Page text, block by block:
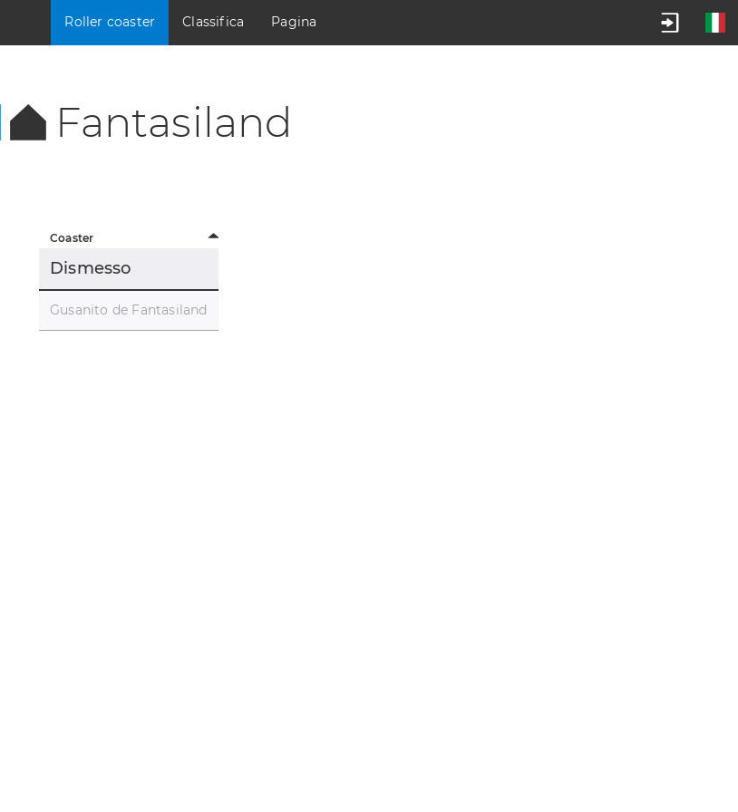
Roller coaster Classifica Pagina
Fantasiland
Coaster
Dismesso
Gusanito de Fantasiland